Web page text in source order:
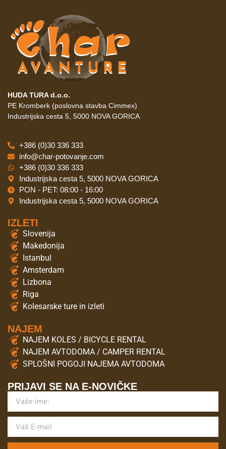
HUDA TURA d.o.o.
PE Kromberk (poslovna stavba Cimmex)
Industrijska cesta 5, 5000 NOVA GORICA
+386 (0)30 336 333
info@char-potovanje.com
+386 (0)30 336 333
Industrijska cesta 5, 5000 NOVA GORICA
PON - PET: 08:00 - 16:00
Industrijska cesta 5, 5000 NOVA GORICA
IZLETI
Slovenija
Makedonija
Istanbul
Amsterdam
Lizbona
Riga
Kolesarske ture in izleti
NAJEM
NAJEM KOLES / BICYCLE RENTAL
NAJEM AVTODOMA / CAMPER RENTAL
SPLOŠNI POGOJI NAJEMA AVTODOMA
PRIJAVI SE NA E-NOVIČKE